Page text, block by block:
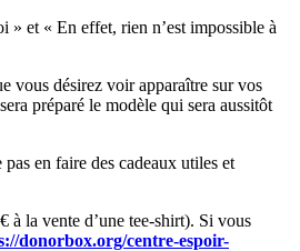
» et « En effet, rien n’est impossible à
vous désirez voir apparaître sur vos
préparé le modèle qui sera aussitôt
en faire des cadeaux utiles et
à la vente d’une tee-shirt). Si vous
donorbox.org/centre-espoir-